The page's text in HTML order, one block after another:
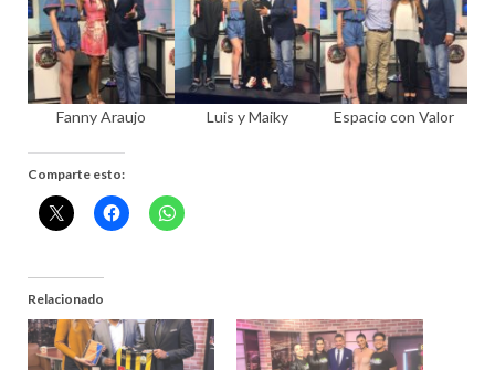
Fanny Araujo Luis y Maiky Espacio con Valor
Comparte esto:
Relacionado